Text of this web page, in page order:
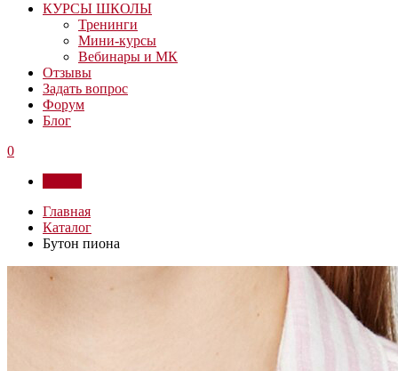
КУРСЫ ШКОЛЫ
Тренинги
Мини-курсы
Вебинары и МК
Отзывы
Задать вопрос
Форум
Блог
0
Главная
Каталог
Бутон пиона